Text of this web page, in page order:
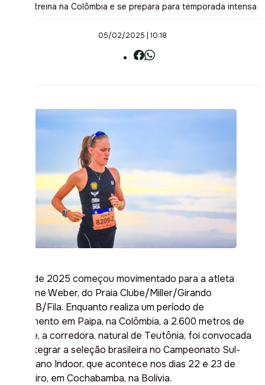
Atleta treina na Colômbia e se prepara para temporada intensa
05/02/2025 | 10:18
O ano de 2025 começou movimentado para a atleta
Jaqueline Weber, do Praia Clube/Miller/Girando
Sol/FAB/Fila. Enquanto realiza um período de
treinamento em Paipa, na Colômbia, a 2.600 metros de
altitude, a corredora, natural de Teutônia, foi convocada
para integrar a seleção brasileira no Campeonato Sul-
Americano Indoor, que acontece nos dias 22 e 23 de
fevereiro, em Cochabamba, na Bolívia.